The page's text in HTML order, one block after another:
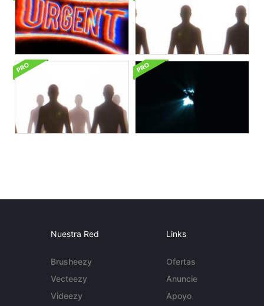
Nuestra Red
Brusheezy
Vecteezy
Videezy
Links
Ofertas
Anuncie
Apoyo